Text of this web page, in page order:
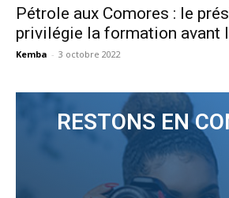
Pétrole aux Comores : le
privilégie la formation avant
Kemba - 3 octobre 2022
RESTONS EN